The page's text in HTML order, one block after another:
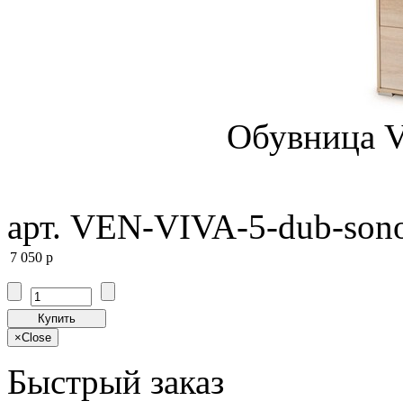
Обувница
арт. VEN-VIVA-5-dub-
7 050 p
Купить
×Close
Быстрый заказ